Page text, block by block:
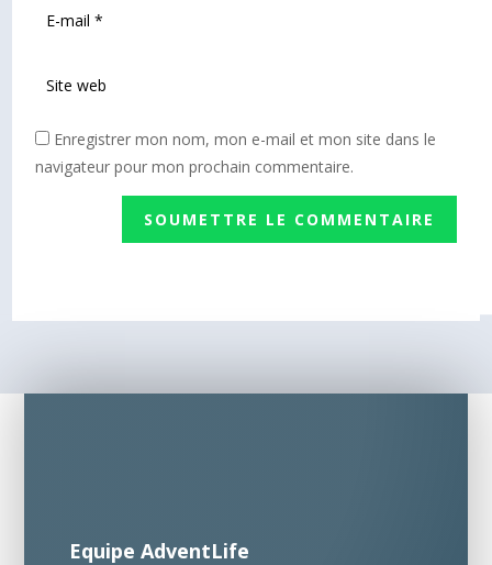
Enregistrer mon nom, mon e-mail et mon site dans le
navigateur pour mon prochain commentaire.
SOUMETTRE LE COMMENTAIRE
Equipe AdventLife